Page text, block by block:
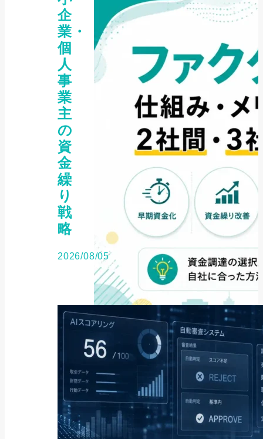
企
業・
個
人
事
業
主
の
資
金
繰
り
戦
略
2026/08/05
ファクタリング
ファクタリングとは？仕組み・メ
リット・注意点と...
2026年8月6日